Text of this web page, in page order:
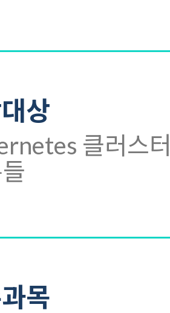
상
클러스
목